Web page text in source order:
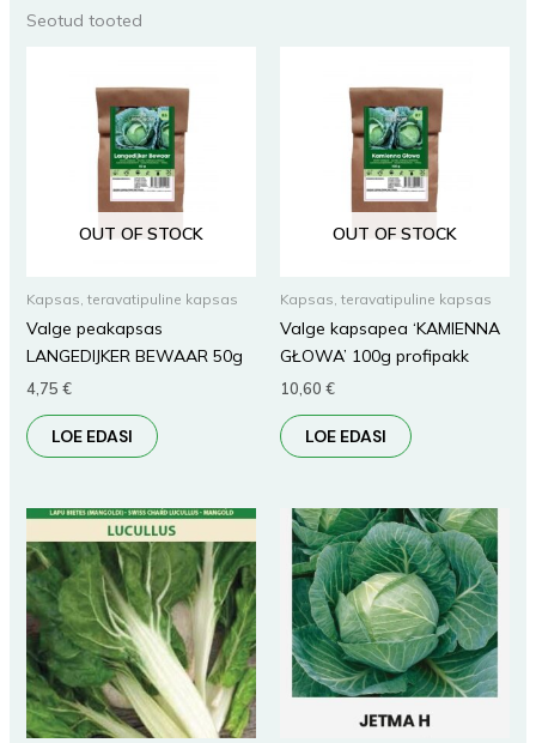
Seotud tooted
OUT OF STOCK
Kapsas, teravatipuline kapsas
Valge peakapsas
LANGEDIJKER BEWAAR 50g
4,75 €
LOE EDASI
OUT OF STOCK
Kapsas, teravatipuline kapsas
Valge kapsapea ‘KAMIENNA
GŁOWA’ 100g profipakk
10,60 €
LOE EDASI